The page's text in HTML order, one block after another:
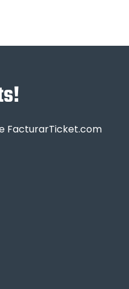
FacturarTicket.com